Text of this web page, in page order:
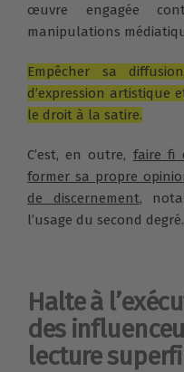
œuvre engagée
manipulations
Empêcher sa
d’expression artistique
le droit à la satire.
C’est, en outre, faire fi
former sa propre
de discernement,
l’usage du second degré.
Halte à
des
lecture